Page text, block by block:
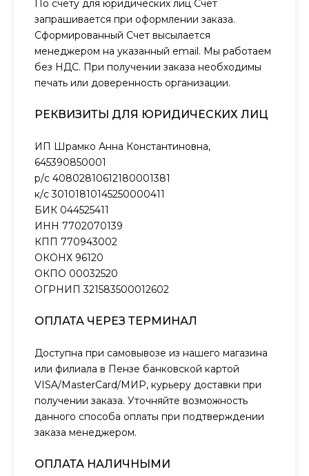
По счету для юридических лиц Счет
запрашивается при оформлении заказа.
Сформированный Счет высылается
менеджером на указанный email. Мы работаем
без НДС. При получении заказа необходимы
печать или доверенность организации.
РЕКВИЗИТЫ ДЛЯ ЮРИДИЧЕСКИХ ЛИЦ
ИП Шрамко Анна Константиновна,
645390850001
р/с 40802810612180001381
к/с 30101810145250000411
БИК 044525411
ИНН 7702070139
КПП 770943002
ОКОНХ 96120
ОКПО 00032520
ОГРНИП 321583500012602
ОПЛАТА ЧЕРЕЗ ТЕРМИНАЛ
Доступна при самовывозе из нашего магазина
или филиала в Пензе банковской картой
VISA/MasterCard/МИР, курьеру доставки при
получении заказа. Уточняйте возможность
данного способа оплаты при подтверждении
заказа менеджером.
ОПЛАТА НАЛИЧНЫМИ